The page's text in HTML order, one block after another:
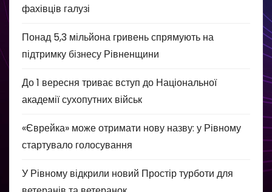
фахівців галузі
Понад 5,3 мільйона гривень спрямують на
підтримку бізнесу Рівненщини
До 1 вересня триває вступ до Національної
академії сухопутних військ
«Єврейка» може отримати нову назву: у Рівному
стартувало голосування
У Рівному відкрили новий Простір турботи для